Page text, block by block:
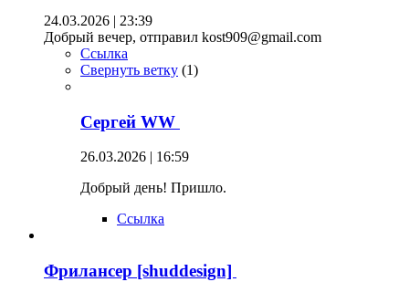
24.03.2026 | 23:39
Добрый вечер, отправил kost909@gmail.com
Ссылка
Свернуть ветку (1)
Сергей WW
26.03.2026 | 16:59
Добрый день! Пришло.
Ссылка
Фрилансер [shuddesign]